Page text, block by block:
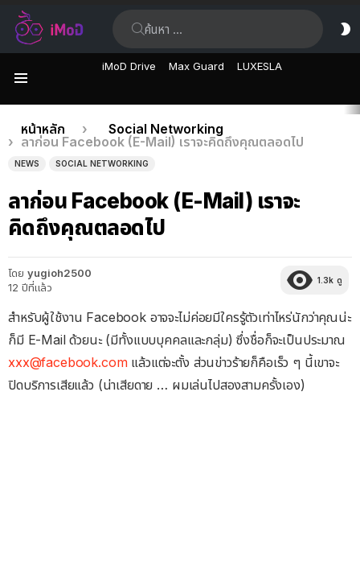
iMoD Drive Max Guard LUXESLA
เรื่อง
ล่าสุด
คุณอยู่ที่นี่:
หน้าหลัก
Social Networking
ลาก่อน Facebook (E-Mail) เราจะคิดถึงคุณตลอดไป
NEWS SOCIAL NETWORKING
ลาก่อน Facebook (E-Mail) เราจะ
คิดถึงคุณตลอดไป
โดย yugioh2500
12 ปีที่แล้ว
1.3k ดู
สำหรับผู้ใช้งาน Facebook อาจจะไม่ค่อยมีใครรู้ตัวเท่าไหร่นักว่าคุณน่ะ
ก็มี E-Mail ด้วยนะ (มีทั้งแบบบุคคลและกลุ่ม) ซึ่งชื่อก็จะเป็นประมาณ
xxx@facebook.comแล้วแต่จะตั้ง ส่วนข่าวร้ายก็คือเร็ว ๆ นี้เขาจะ
ปิดบริการเสียแล้ว (น่าเสียดาย … ผมเล่นไปสองสามครั้งเอง)